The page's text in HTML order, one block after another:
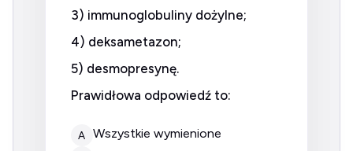
3) immunoglobuliny dożylne;
4) deksametazon;
5) desmopresynę.
Prawidłowa odpowiedź to:
A wszystkie wymienione